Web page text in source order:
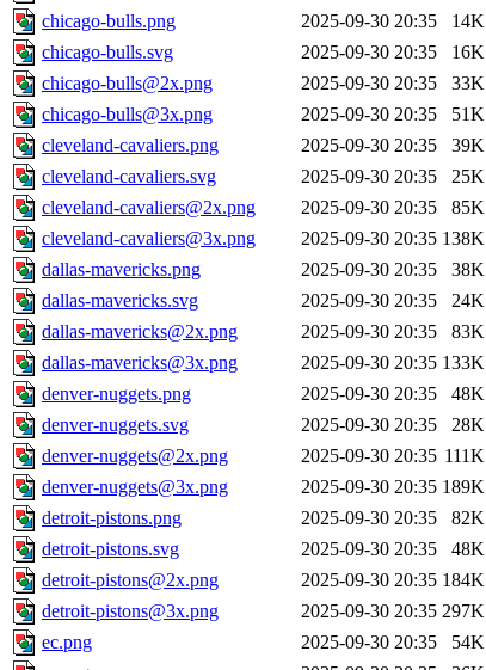
chicago-bulls.png
2025-09-30 20:35
14K
chicago-bulls.svg
2025-09-30 20:35
16K
chicago-bulls@2x.png
2025-09-30 20:35
33K
chicago-bulls@3x.png
2025-09-30 20:35
51K
cleveland-cavaliers.png
2025-09-30 20:35
39K
cleveland-cavaliers.svg
2025-09-30 20:35
25K
cleveland-cavaliers@2x.png
2025-09-30 20:35
85K
cleveland-cavaliers@3x.png
2025-09-30 20:35 138K
dallas-mavericks.png
2025-09-30 20:35
38K
dallas-mavericks.svg
2025-09-30 20:35
24K
dallas-mavericks@2x.png
2025-09-30 20:35
83K
dallas-mavericks@3x.png
2025-09-30 20:35 133K
denver-nuggets.png
2025-09-30 20:35
48K
denver-nuggets.svg
2025-09-30 20:35
28K
denver-nuggets@2x.png
2025-09-30 20:35 111K
denver-nuggets@3x.png
2025-09-30 20:35 189K
detroit-pistons.png
2025-09-30 20:35
82K
detroit-pistons.svg
2025-09-30 20:35
48K
detroit-pistons@2x.png
2025-09-30 20:35 184K
detroit-pistons@3x.png
2025-09-30 20:35 297K
ec.png
2025-09-30 20:35
54K